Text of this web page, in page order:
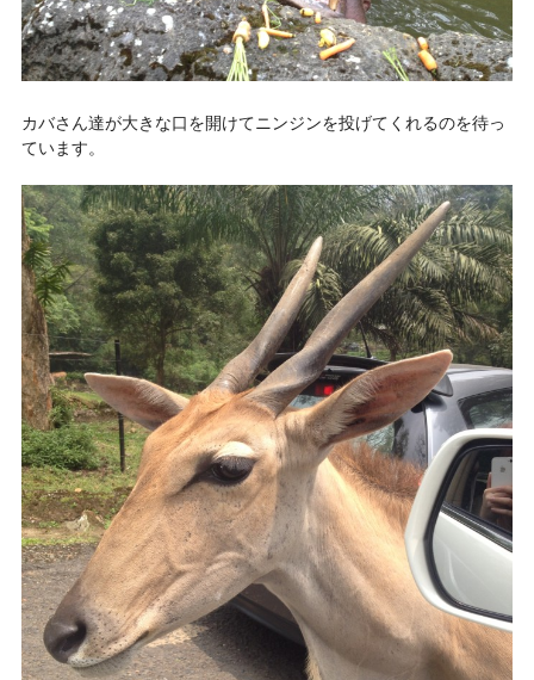
カバさん達が大きな口を開けてニンジンを投げてくれるのを待っ
ています。